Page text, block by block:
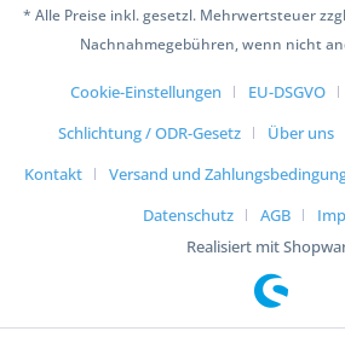
* Alle Preise inkl. gesetzl. Mehrwertsteuer
Nachnahmegebühren, wenn nicht
Cookie-Einstellungen EU-DSGVO
Schlichtung / ODR-Gesetz
Über uns
Kontakt
Versand und
Datenschutz
AGB
Realisiert mit